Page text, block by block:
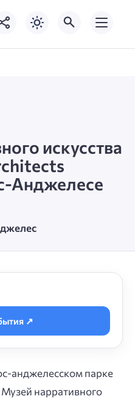
искусства
Анджелесе
анджелесском парке
нарративного
↗